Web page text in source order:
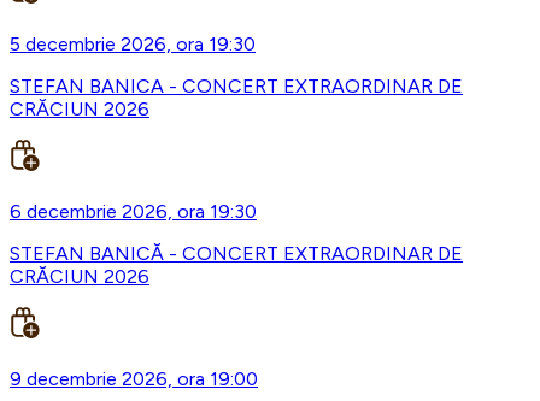
5 decembrie 2026, ora 19:30
STEFAN BANICA - CONCERT EXTRAORDINAR DE
CRĂCIUN 2026
6 decembrie 2026, ora 19:30
STEFAN BANICĂ - CONCERT EXTRAORDINAR DE
CRĂCIUN 2026
9 decembrie 2026, ora 19:00